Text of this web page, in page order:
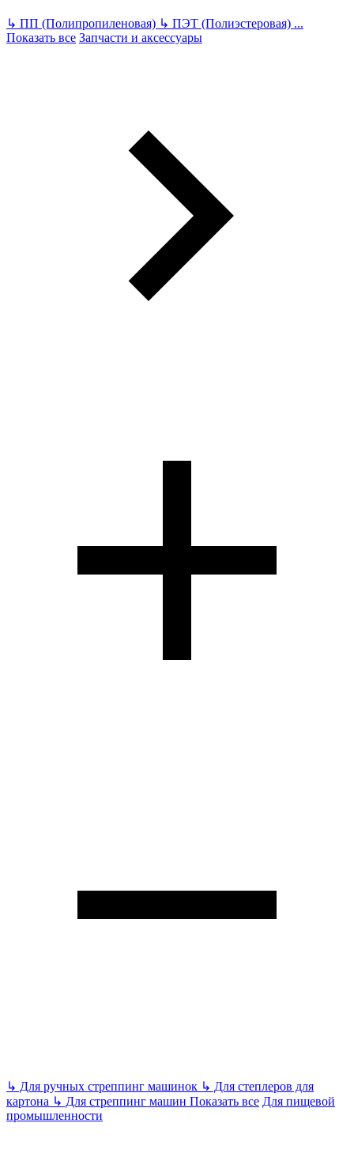
↳ ПП (Полипропиленовая) ↳ ПЭТ (Полиэстеровая) ...
Показать все Запчасти и аксессуары
↳ Для ручных стреппинг машинок ↳ Для степлеров для
картона ↳ Для стреппинг машин Показать все Для пищевой
промышленности